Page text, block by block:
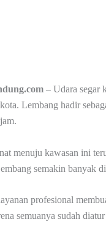
– Udara segar
Lembang hadir
menuju kawasan ini
semakin banyak
profesional
semuanya sudah